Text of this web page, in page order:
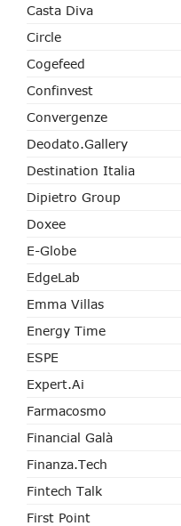
Casta Diva
Circle
Cogefeed
Confinvest
Convergenze
Deodato.Gallery
Destination Italia
Dipietro Group
Doxee
E-Globe
EdgeLab
Emma Villas
Energy Time
ESPE
Expert.ai
Farmacosmo
Financial Galà
Finanza.tech
Fintech Talk
First Point